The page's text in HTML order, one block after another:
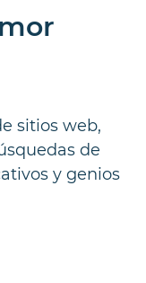
sitios web,
de
y genios